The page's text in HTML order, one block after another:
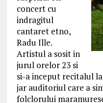
concert cu
indragitul
cantaret etno,
Radu Ille.
Artistul a sosit in
jurul orelor 23 si
si-a inceput recitalul
jar auditoriul care a
folclorului